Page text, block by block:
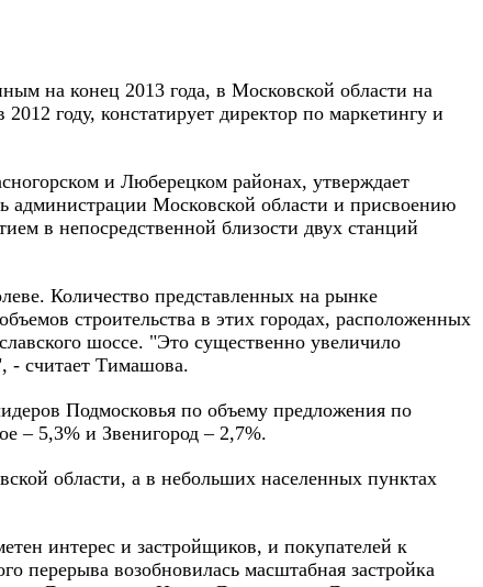
на конец 2013 года, в Московской области на
году, констатирует директор по маркетингу и
и Люберецком районах, утверждает
администрации Московской области и присвоению
в непосредственной близости двух станций
Количество представленных на рынке
строительства в этих городах, расположенных
шоссе. "Это существенно увеличило
- считает Тимашова.
Подмосковья по объему предложения по
– 5,3% и Звенигород – 2,7%.
области, а в небольших населенных пунктах
интерес и застройщиков, и покупателей к
перерыва возобновилась масштабная застройка